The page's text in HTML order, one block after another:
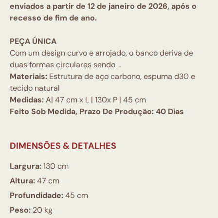
enviados a partir de 12 de janeiro de 2026, após o
recesso de fim de ano.
PEÇA ÚNICA
Com um design curvo e arrojado, o banco deriva de
duas formas circulares sendo .
Materiais: Estrutura de aço carbono, espuma d30 e
tecido natural
Medidas:A| 47 cm x L | 130x P | 45 cm
Feito Sob Medida, Prazo De Produção: 40 Dias
DIMENSÕES & DETALHES
Largura:130 cm
Altura:47 cm
Profundidade:45 cm
Peso: 20 kg